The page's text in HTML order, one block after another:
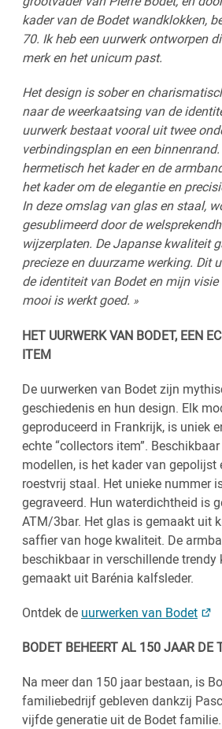
kader van de Bodet wandklokken,
70. Ik heb een uurwerk ontworpen
merk en het unicum past.
Het design is sober en
naar de weerkaatsing van de
uurwerk bestaat vooral uit twee
verbindingsplan en een
hermetisch het kader en de
het kader om de elegantie en
In deze omslag van glas en staal,
gesublimeerd door de
wijzerplaten. De Japanse kwaliteit
precieze en duurzame werking. Dit
de identiteit van Bodet en mijn
mooi is werkt goed. »
HET UURWERK VAN BODET, EEN
ITEM
De uurwerken van Bodet zijn
geschiedenis en hun design. Elk
geproduceerd in Frankrijk, is uniek
echte “collectors item”.
modellen, is het kader van gepolijst
roestvrij staal. Het unieke nummer
gegraveerd. Hun waterdichtheid is
ATM/3bar. Het glas is gemaakt uit
saffier van hoge kwaliteit. De
beschikbaar in verschillende trendy
gemaakt uit Barénia kalfsleder.
Ontdek de uurwerken van Bodet
BODET BEHEERT AL 150 JAAR DE
Na meer dan 150 jaar bestaan, is
familiebedrijf gebleven dankzij
vijfde generatie uit de Bodet